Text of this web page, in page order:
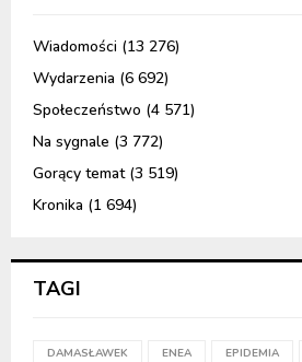
Wiadomości (13 276)
Wydarzenia (6 692)
Społeczeństwo (4 571)
Na sygnale (3 772)
Gorący temat(3 519)
Kronika (1 694)
TAGI
DAMASŁAWEK ENEA EPIDEMIA